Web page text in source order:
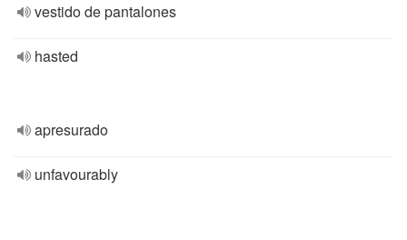
vestido de pantalones
hasted
apresurado
unfavourably